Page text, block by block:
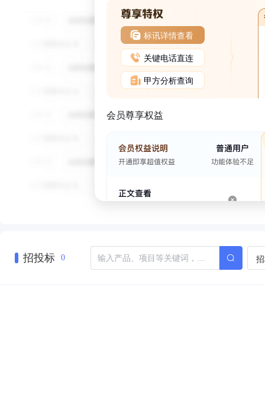
标讯详情查看
关键电话直连
甲方分析查询
会员尊享权益
招投标 0